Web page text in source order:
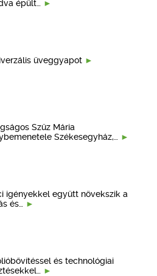
épült…
üveggyapot
Szűz Mária
Székesegyház,…
igényekkel együtt növekszik a
és…
és technológiai